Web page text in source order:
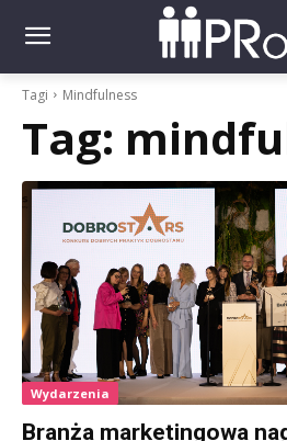
Tagi Mindfulness
Tag:
Wydarzenia
Branża marketingowa